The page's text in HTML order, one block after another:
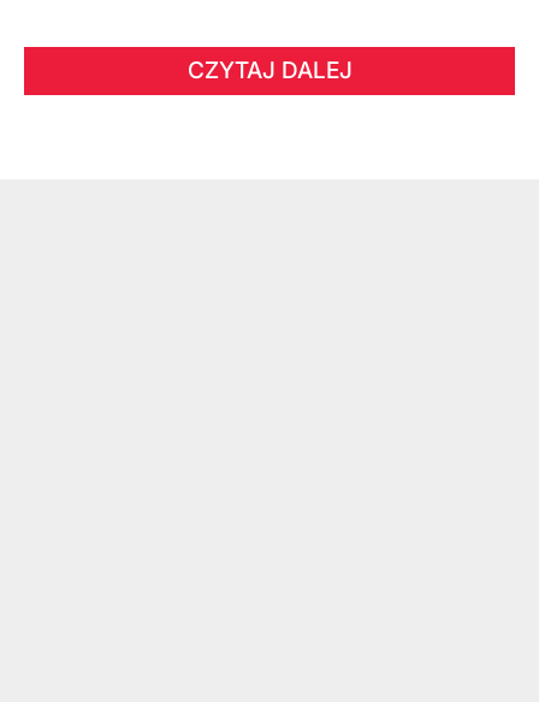
CZYTAJ DALEJ